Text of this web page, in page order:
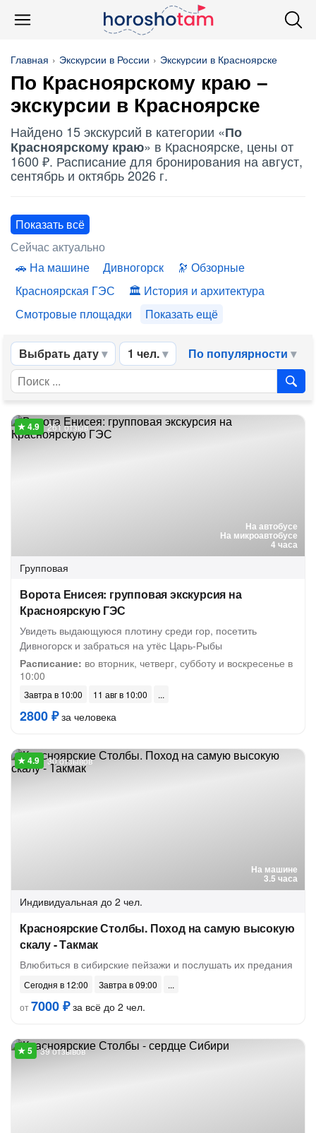
Главная Экскурсии в России Экскурсии в Красноярске
По Красноярскому краю –
экскурсии в Красноярске
Найдено 15 экскурсий в категории «По
Красноярскому краю» в Красноярске, цены от
1600 ₽. Расписание для бронирования на август,
сентябрь и октябрь 2026 г.
Показать всё
Сейчас актуально
На машине
Дивногорск
Обзорные
Красноярская ГЭС
История и архитектура
Смотровые площадки
Показать ещё
Выбрать дату 1 чел. По популярности
На автобусе
На микроавтобусе
4 часа
261 отзыв
Групповая
Ворота Енисея: групповая экскурсия на
Красноярскую ГЭС
Увидеть выдающуюся плотину среди гор, посетить
Дивногорск и забраться на утёс Царь-Рыбы
Расписание: во вторник, четверг, субботу и воскресенье в
10:00
Завтра в 10:00 11 авг в 10:00
2800 ₽за человека
На машине
3.5 часа
30 отзывов
Индивидуальная до 2 чел.
Красноярские Столбы. Поход на самую высокую
скалу - Такмак
Влюбиться в сибирские пейзажи и послушать их предания
Сегодня в 12:00
Завтра в 09:00
от7000 ₽за всё до 2 чел.
39 отзывов